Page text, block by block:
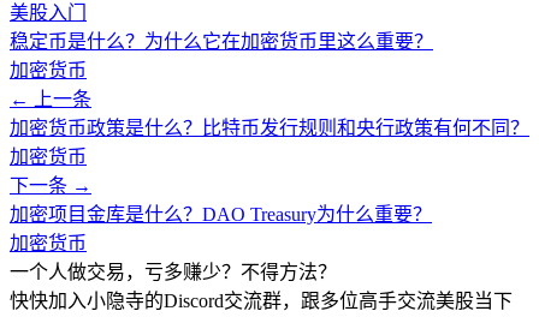
美股入门
稳定币是什么？为什么它在加密货币里这么重要？
加密货币
← 上一条
加密货币政策是什么？比特币发行规则和央行政策有何不同？
加密货币
下一条 →
加密项目金库是什么？DAO Treasury为什么重要？
加密货币
一个人做交易，亏多赚少？不得方法？
快快加入小隐寺的Discord交流群，跟多位高手交流美股当下